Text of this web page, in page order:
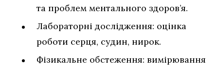
та проблем ментального здоров’я.
Лабораторні дослідження: оцінка
роботи серця, судин, нирок.
Фізикальне обстеження: вимірювання